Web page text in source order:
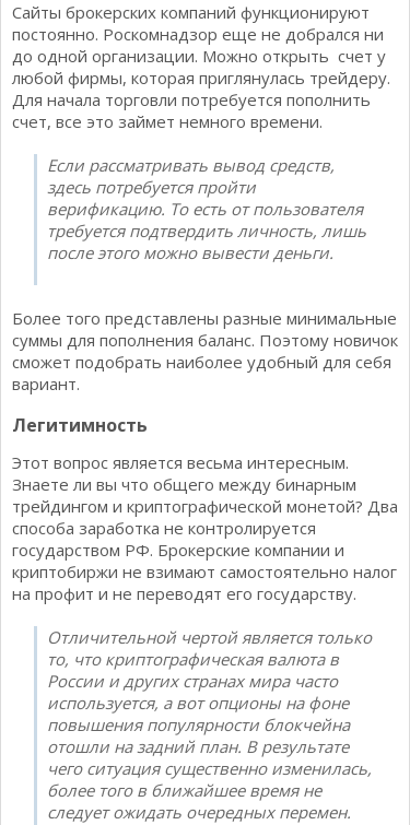
Сайты брокерских компаний функционируют
постоянно. Роскомнадзор еще не добрался ни
до одной организации. Можно открыть счет у
любой фирмы, которая приглянулась трейдеру.
Для начала торговли потребуется пополнить
счет, все это займет немного времени.
Если рассматривать вывод средств,
здесь потребуется пройти
верификацию. То есть от пользователя
требуется подтвердить личность, лишь
после этого можно вывести деньги.
Более того представлены разные минимальные
суммы для пополнения баланс. Поэтому новичок
сможет подобрать наиболее удобный для себя
вариант.
Легитимность
Этот вопрос является весьма интересным.
Знаете ли вы что общего между бинарным
трейдингом и криптографической монетой? Два
способа заработка не контролируется
государством РФ. Брокерские компании и
криптобиржи не взимают самостоятельно налог
на профит и не переводят его государству.
Отличительной чертой является только
то, что криптографическая валюта в
России и других странах мира часто
используется, а вот опционы на фоне
повышения популярности блокчейна
отошли на задний план. В результате
чего ситуация существенно изменилась,
более того в ближайшее время не
следует ожидать очередных перемен.